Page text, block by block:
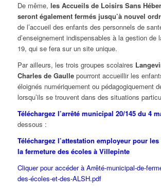
De même, les Accueils de Loisirs Sans
seront également fermés jusqu’à nouvel
de l’accueil des enfants des personnels de
d’enseignement indispensables à la gestion de
19, qui se fera sur un site unique.
Par ailleurs, les trois groupes scolaires
Charles de Gaullepourront accueillir les
éloignés numériquement ou pédagogiquement
lorsqu’ils se trouvent dans des situations
Téléchargez l’arrêté municipal 20/145 du 4
dessous :
Téléchargez l’attestation employeur pour
la fermeture des écoles à Villepinte
Cliquer pour accéder à Arrêté-municipal-de-
des-écoles-et-des-ALSH.pdf